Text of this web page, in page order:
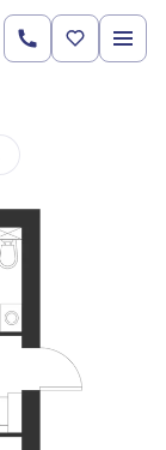
3 867 082 руб.